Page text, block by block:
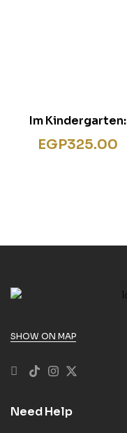
Im Kindergarten:
Farben und Formen
EGP325.00
SHOW ON MAP
Need Help